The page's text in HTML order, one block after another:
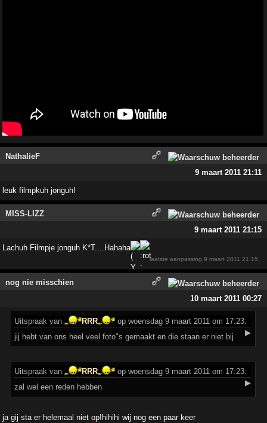
NathalieF
9 maart 2011 21:11
leuk filmpkuh jonguh!
MISS-LIZZ
9 maart 2011 21:15
Lachuh Filmpje jonguh K*T....Hahaha
laatste aanpassing9 maart 2011 21:15
nog nie misschien
10 maart 2011 00:27
Uitspraak van RRR
op woensdag 9 maart 2011 om 17:23:
▶
jij hebt van ons heel veel foto"s gemaakt en die staan er niet bij
Uitspraak van RRR
op woensdag 9 maart 2011 om 17:23:
▶
zal wel een reden hebben
ja gij sta er helemaal niet op!hihihi wij nog een paar keer